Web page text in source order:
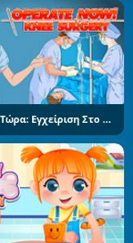
Εγχειρίστε Τώρα: Εγχείριση Στο Γόνατο